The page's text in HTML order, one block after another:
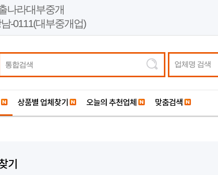
나라대부중개
-0111(대부중개업)
업체명 검색
상품별 업체찾기 오늘의 추천업체 맞춤검색
기